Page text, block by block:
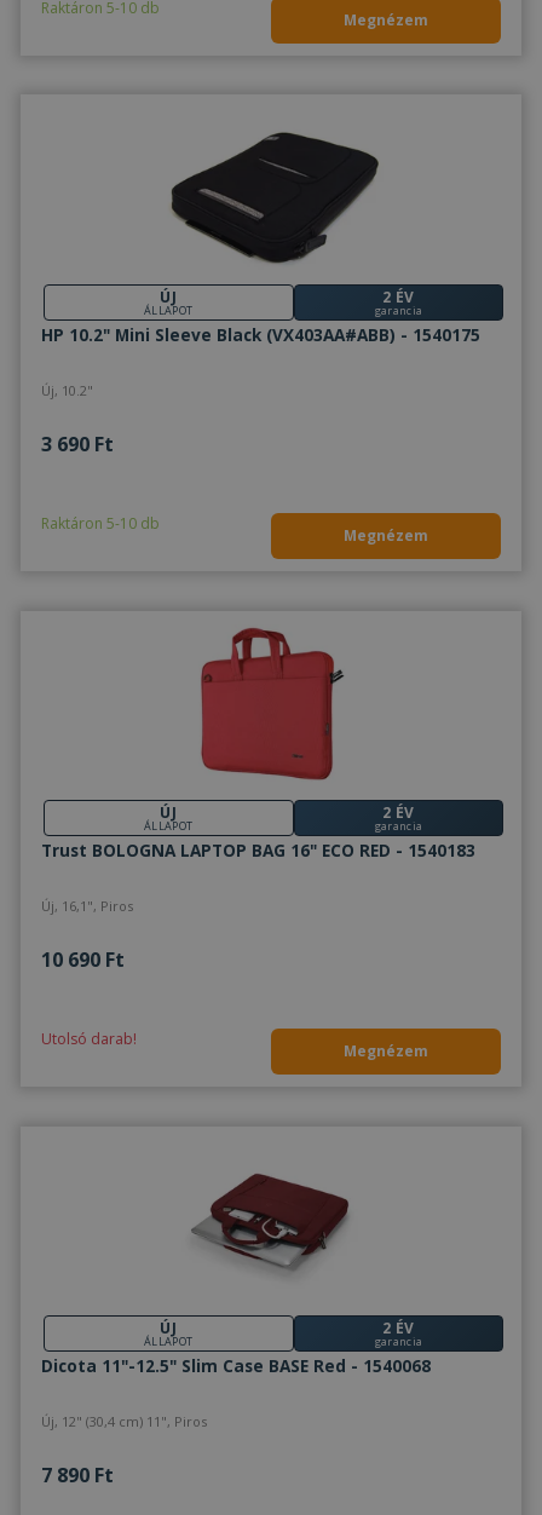
Raktáron 5-10 db
Megnézem
ÚJ
ÁLLAPOT
2 ÉV
garancia
HP 10.2" Mini Sleeve Black (VX403AA#ABB) - 1540175
Új, 10.2"
3 690 Ft
Raktáron 5-10 db
Megnézem
ÚJ
ÁLLAPOT
2 ÉV
garancia
Trust BOLOGNA LAPTOP BAG 16" ECO RED - 1540183
Új, 16,1", Piros
10 690 Ft
Utolsó darab!
Megnézem
ÚJ
ÁLLAPOT
2 ÉV
garancia
Dicota 11"-12.5" Slim Case BASE Red - 1540068
Új, 12" (30,4 cm) 11", Piros
7 890 Ft